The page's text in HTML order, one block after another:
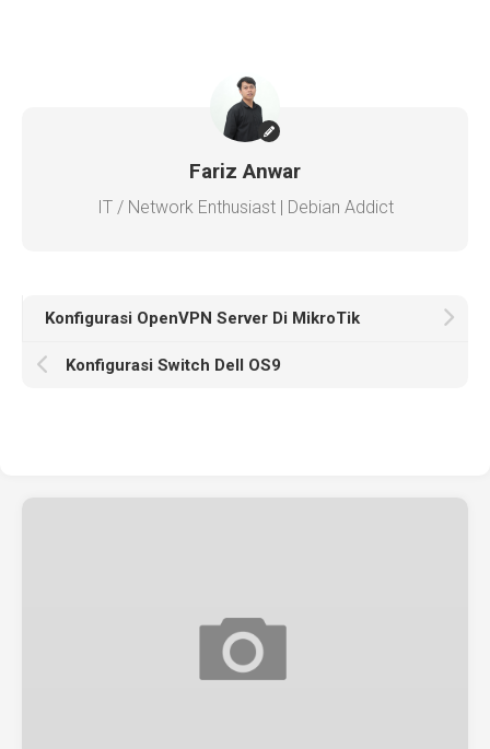
Fariz Anwar
IT / Network Enthusiast | Debian Addict
Konfigurasi OpenVPN Server Di MikroTik
Konfigurasi Switch Dell OS9